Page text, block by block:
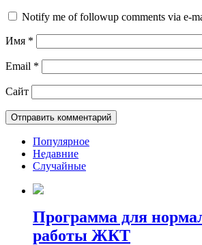
Notify me of followup comments via e-
Имя *
Email *
Сайт
Популярное
Недавние
Случайные
Программа для
работы ЖКТ